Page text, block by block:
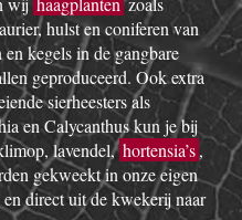
hulst en coniferen van
kegels in de gangbare
geproduceerd. Ook extra
sierheesters als
en Calycanthus kun je bij
lavendel,hortensia’s,
gekweekt in onze eigen
direct uit de kwekerij naar